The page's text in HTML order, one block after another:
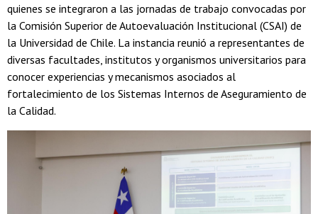
quienes se integraron a las jornadas de trabajo convocadas por
la Comisión Superior de Autoevaluación Institucional (CSAI) de
la Universidad de Chile. La instancia reunió a representantes de
diversas facultades, institutos y organismos universitarios para
conocer experiencias y mecanismos asociados al
fortalecimiento de los Sistemas Internos de Aseguramiento de
la Calidad.